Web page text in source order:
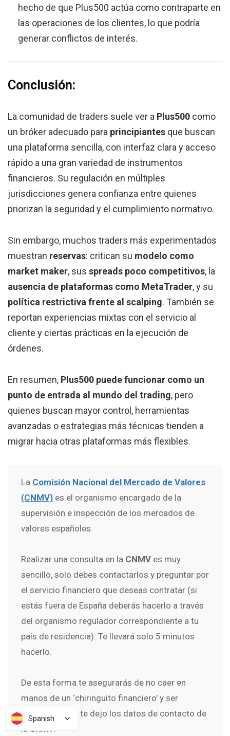
hecho de que Plus500 actúa como contraparte en
las operaciones de los clientes, lo que podría
generar conflictos de interés.
Conclusión:
La comunidad de traders suele ver a Plus500 como
un bróker adecuado para principiantes que buscan
una plataforma sencilla, con interfaz clara y acceso
rápido a una gran variedad de instrumentos
financieros. Su regulación en múltiples
jurisdicciones genera confianza entre quienes
priorizan la seguridad y el cumplimiento normativo.
Sin embargo, muchos traders más experimentados
muestran reservas: critican su modelo como
market maker, sus spreads poco competitivos, la
ausencia de plataformas como MetaTrader, y su
política restrictiva frente al scalping. También se
reportan experiencias mixtas con el servicio al
cliente y ciertas prácticas en la ejecución de
órdenes.
En resumen, Plus500 puede funcionar como un
punto de entrada al mundo del trading, pero
quienes buscan mayor control, herramientas
avanzadas o estrategias más técnicas tienden a
migrar hacia otras plataformas más flexibles.
La Comisión Nacional del Mercado de Valores
(CNMV) es el organismo encargado de la
supervisión e inspección de los mercados de
valores españoles.
Realizar una consulta en la CNMV es muy
sencillo, solo debes contactarlos y preguntar por
el servicio financiero que deseas contratar (si
estás fuera de España deberás hacerlo a través
del organismo regulador correspondiente a tu
país de residencia). Te llevará solo 5 minutos
hacerlo.
De esta forma te asegurarás de no caer en
manos de un ‘chiringuito financiero’ y ser
estafado. Aquí te dejo los datos de contacto de
la CNMV:
Spanish
Spanish